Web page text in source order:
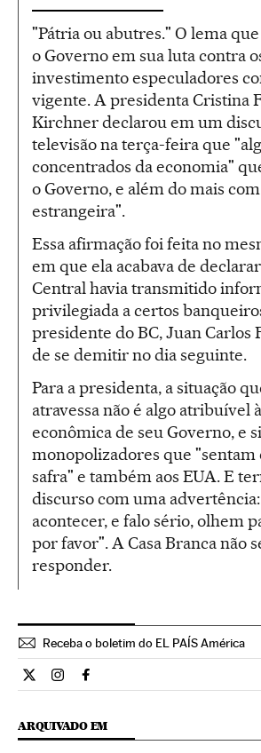
"Pátria ou abutres." O lema
o Governo em sua luta contra
investimento especuladores
vigente. A presidenta Cristina
Kirchner declarou em um
televisão na terça-feira que
concentrados da economia"
o Governo, e além do mais
estrangeira".
Essa afirmação foi feita no
em que ela acabava de
Central havia transmitido
privilegiada a certos
presidente do BC, Juan Carlos
de se demitir no dia seguinte.
Para a presidenta, a situação
atravessa não é algo atribuível
econômica de seu Governo, e
monopolizadores que "sentam
safra" e também aos EUA. E
discurso com uma
acontecer, e falo sério, olhem
por favor". A Casa Branca não
responder.
Receba o boletim do EL PAÍS América
Internacional El País Brasil en Twitter
Internacional El País Brasil en
Internacional El País Brasil
ARQUIVADO EM